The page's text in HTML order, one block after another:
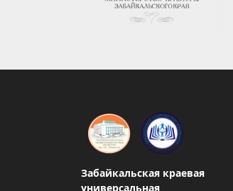
Забайкальская краевая
универсальная